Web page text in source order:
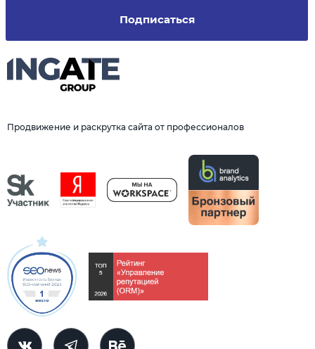
Продвижение и раскрутка сайта от профессионалов
Подписаться